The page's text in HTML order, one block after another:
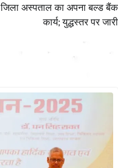
जिला अस्पताल का अपना बल्ड बैंक
कार्य; युद्धस्तर पर जारी